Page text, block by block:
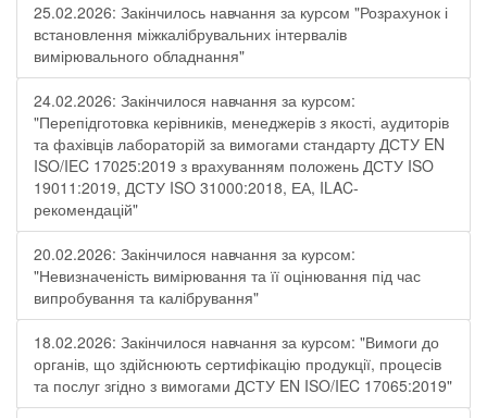
25.02.2026: Закінчилось навчання за курсом "Розрахунок і
встановлення міжкалібрувальних інтервалів
вимірювального обладнання"
24.02.2026: Закінчилося навчання за курсом:
"Перепідготовка керівників, менеджерів з якості, аудиторів
та фахівців лабораторій за вимогами стандарту ДСТУ EN
ISO/IEC 17025:2019 з врахуванням положень ДСТУ ISO
19011:2019, ДСТУ ISO 31000:2018, ЕА, ILAC-
рекомендацій"
20.02.2026: Закінчилося навчання за курсом:
"Невизначеність вимірювання та її оцінювання під час
випробування та калібрування"
18.02.2026: Закінчилося навчання за курсом: "Вимоги до
органів, що здійснюють сертифікацію продукції, процесів
та послуг згідно з вимогами ДСТУ EN ISO/IEC 17065:2019"